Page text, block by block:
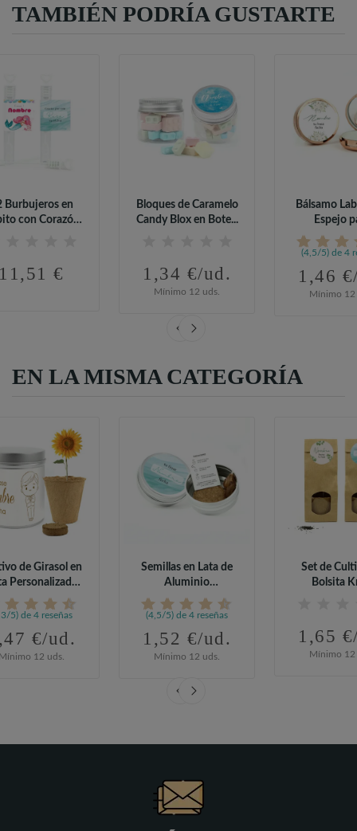
TAMBIÉN PODRÍA GUSTARTE
Burbujeros en
con Corazón
€
Bloques de Caramelo
Candy Blox en Bote...
1,34 €/ud.
Mínimo 12 uds.
Bálsamo
Espejo
(4,5/5) de 4
1,46
Mínimo 12
EN LA MISMA CATEGORÍA
de Girasol en
Personalizada
para...
5) de 4 reseñas
€/ud.
12 uds.
Semillas en Lata de
Aluminio
Personalizada para...
(4,5/5) de 4 reseñas
1,52 €/ud.
Mínimo 12 uds.
Set de
Bolsita
1,65
Mínimo 12